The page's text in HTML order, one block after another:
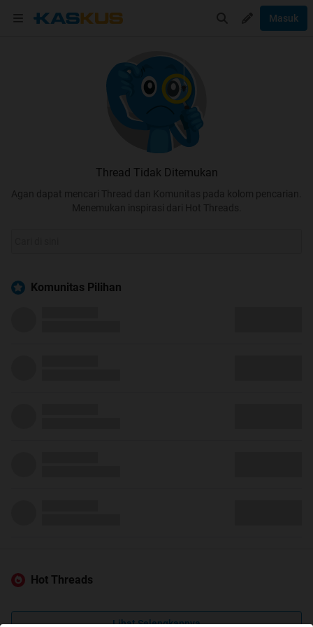
Masuk
Thread Tidak Ditemukan
Agan dapat mencari Thread dan Komunitas pada kolom pencarian.
Menemukan inspirasi dari Hot Threads.
Komunitas Pilihan
Hot Threads
Lihat Selengkapnya